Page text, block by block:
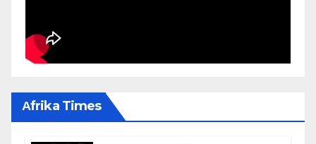
Αfrika Times